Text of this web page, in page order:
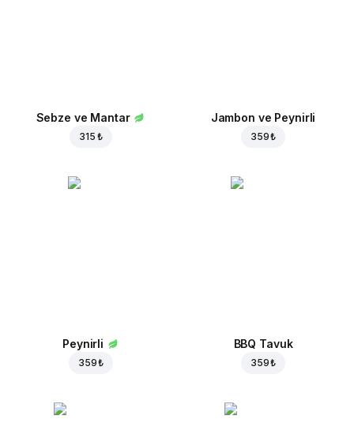
Sebze ve Mantar
315 ₺
Jambon ve Peynirli
359 ₺
Peynirli
359 ₺
BBQ Tavuk
359 ₺